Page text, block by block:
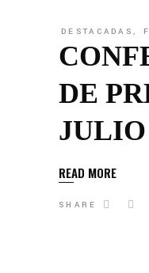
DESTACADAS,
DE
READ MORE
SHARE